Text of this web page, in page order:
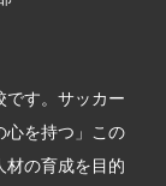
です。サッカー
心を持つ」この
材の育成を目的